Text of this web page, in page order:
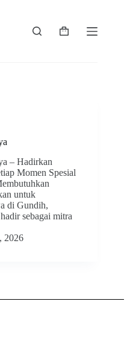
– Hadirkan
Momen Spesial
untuk
di Gundih,
sebagai mitra
2026